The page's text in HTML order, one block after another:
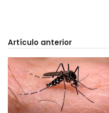
Artículo anterior